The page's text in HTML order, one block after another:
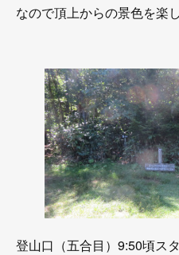
なので頂上からの景色を楽
登山口（五合目）9:50頃ス